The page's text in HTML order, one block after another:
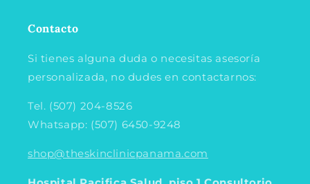
Contacto
Si tienes alguna duda o necesitas asesoría
personalizada, no dudes en contactarnos:
Tel. (507) 204-8526
Whatsapp: (507) 6450-9248
shop@theskinclinicpanama.com